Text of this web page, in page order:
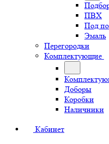
ПВХ
Под
Эмаль
Перегородки
Комплектующие
Доборы
Коробки
Наличники
Кабинет